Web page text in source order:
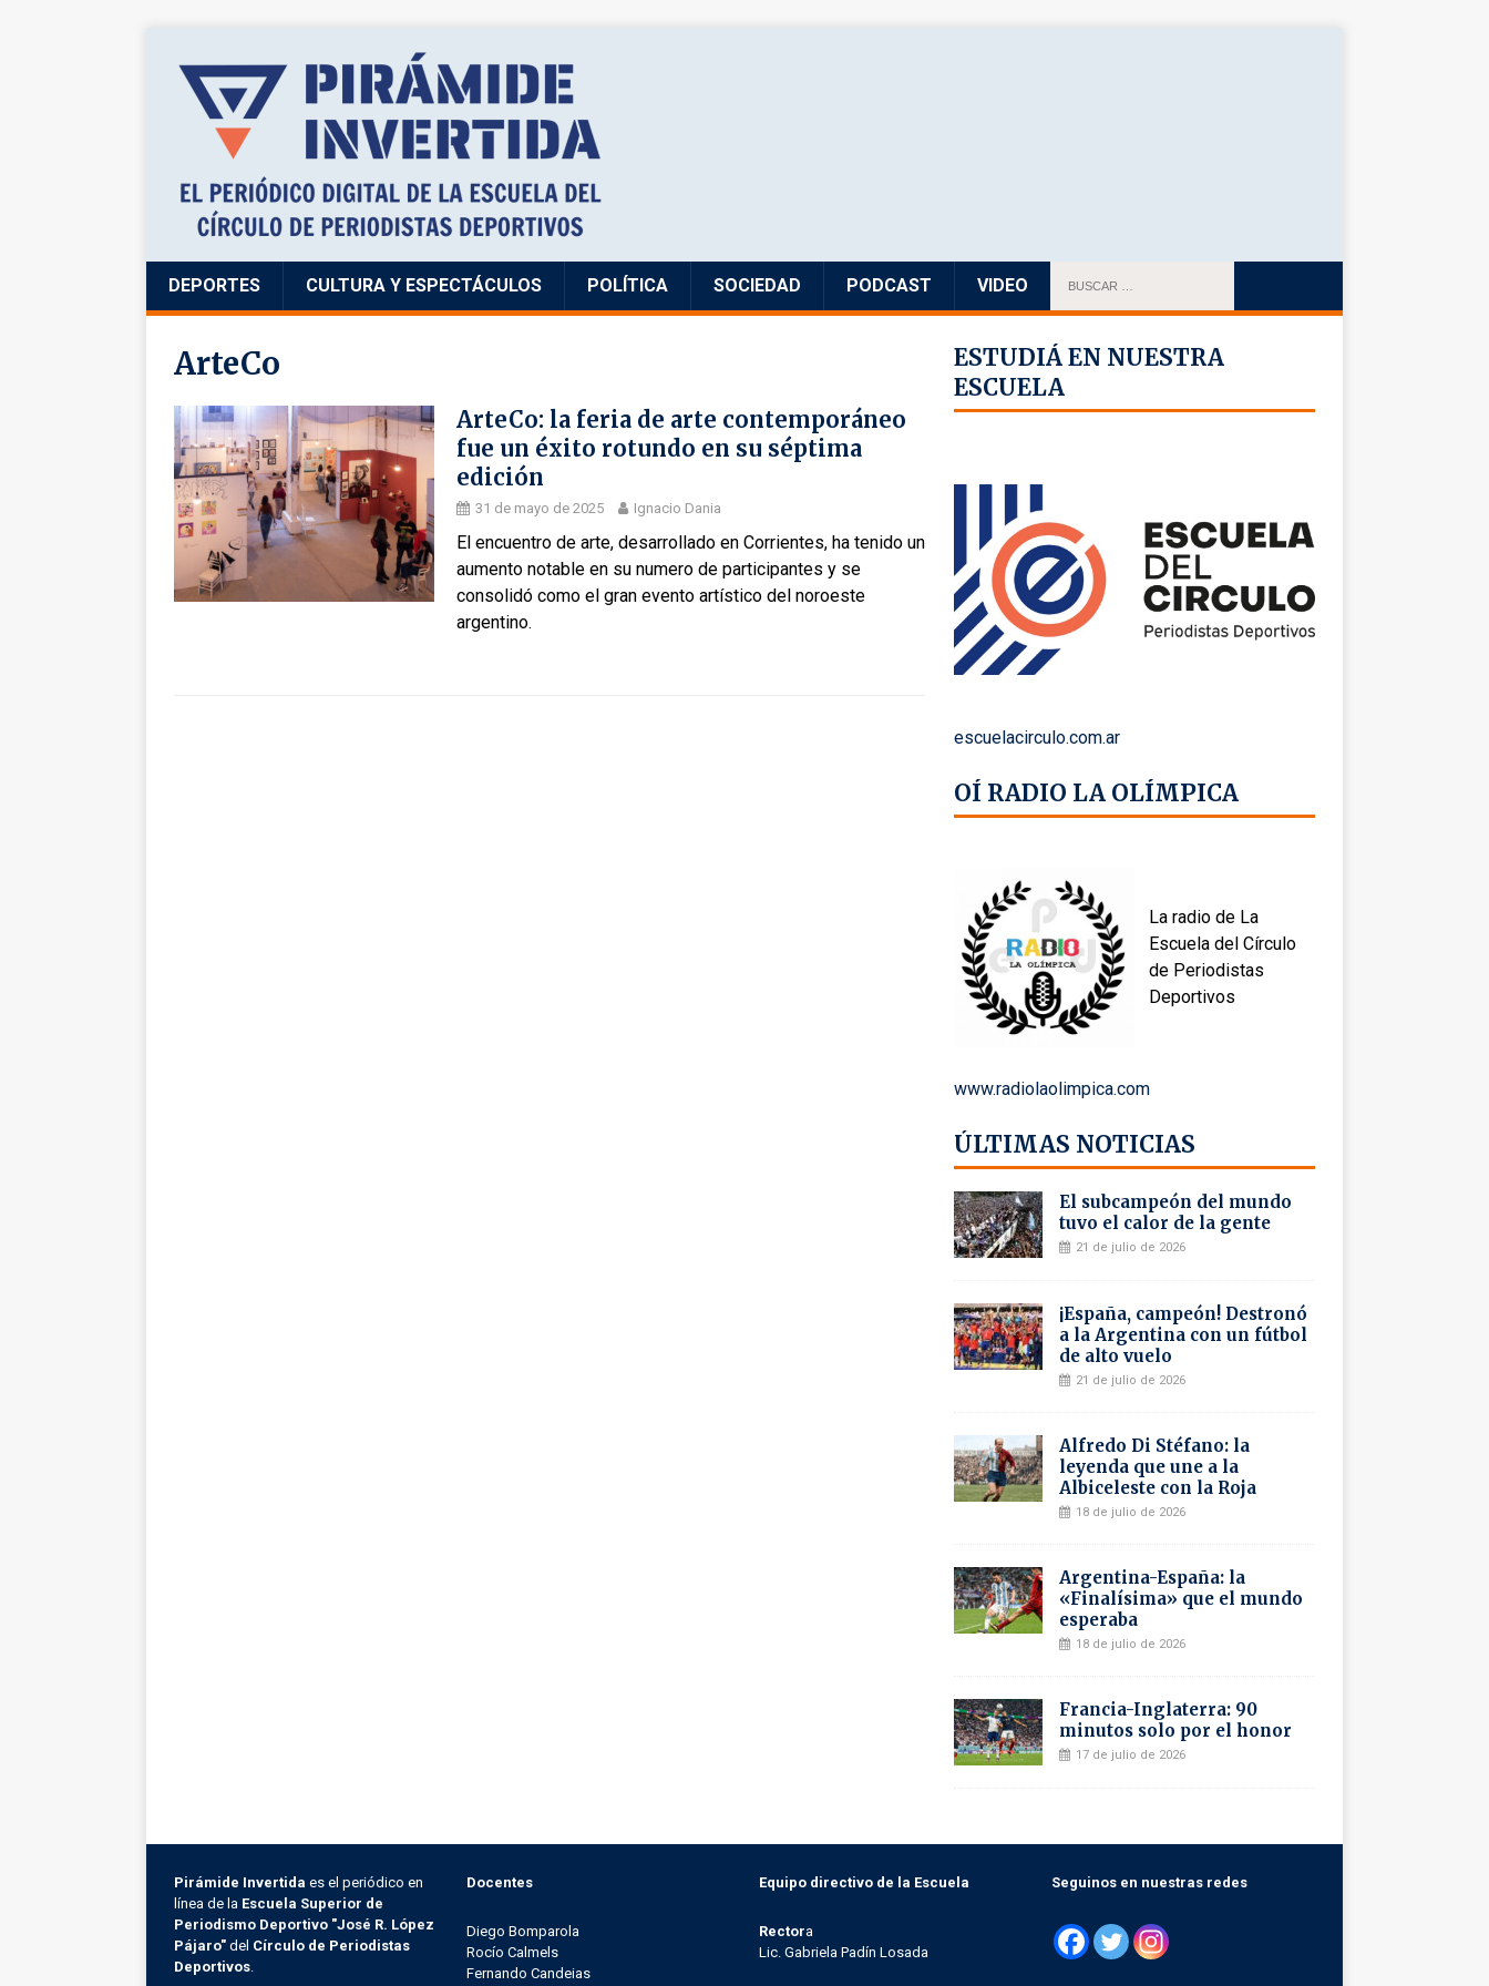
DEPORTES CULTURA Y ESPECTÁCULOS POLÍTICA SOCIEDAD PODCAST VIDEO
ArteCo
ArteCo: la feria de arte contemporáneo
fue un éxito rotundo en su séptima
edición
31 de mayo de 2025 Ignacio Dania
El encuentro de arte, desarrollado en Corrientes, ha tenido un
aumento notable en su numero de participantes y se
consolidó como el gran evento artístico del noroeste
argentino.
ESTUDIÁ EN NUESTRA
ESCUELA
escuelacirculo.com.ar
OÍ RADIO LA OLÍMPICA
La radio de La
Escuela del Círculo
de Periodistas
Deportivos
www.radiolaolimpica.com
ÚLTIMAS NOTICIAS
El subcampeón del mundo
tuvo el calor de la gente
21 de julio de 2026
¡España, campeón! Destronó
a la Argentina con un fútbol
de alto vuelo
21 de julio de 2026
Alfredo Di Stéfano: la
leyenda que une a la
Albiceleste con la Roja
18 de julio de 2026
Argentina-España: la
«Finalísima» que el mundo
esperaba
18 de julio de 2026
Francia-Inglaterra: 90
minutos solo por el honor
17 de julio de 2026
Pirámide Invertida es el periódico en
línea de la Escuela Superior de
Periodismo Deportivo "José R. López
Pájaro" del Círculo de Periodistas
Deportivos
Docentes
Diego Bomparola
Rocío Calmels
Fernando Candeias
Equipo directivo de la Escuela
Rectora
Lic. Gabriela Padín Losada
Seguinos en nuestras redes